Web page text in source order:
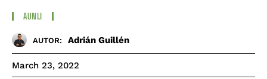
AUNLI
AUTOR: Adrián Guillén
March 23, 2022